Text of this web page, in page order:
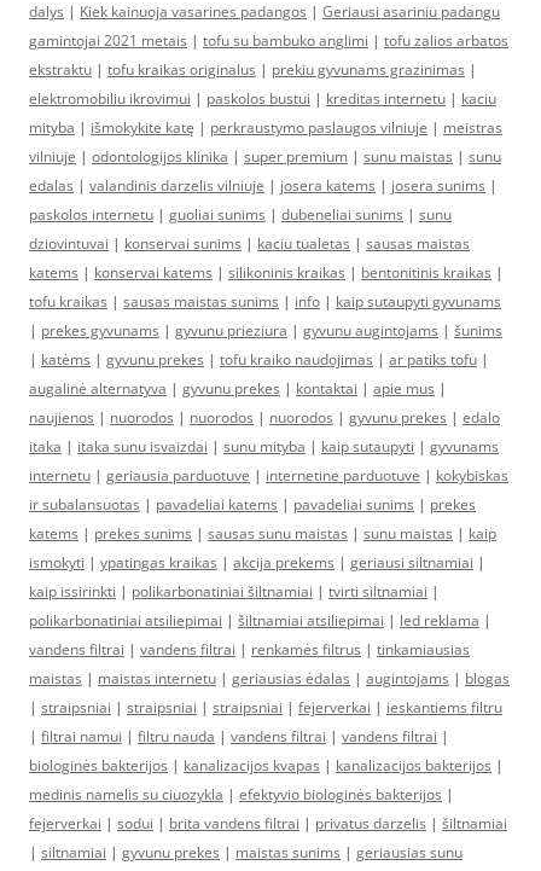
dalys | Kiek kainuoja vasarines padangos | Geriausi asariniu padangu
gamintojai 2021 metais | tofu su bambuko anglimi | tofu zalios arbatos
ekstraktu | tofu kraikas originalus | prekiu gyvunams grazinimas |
elektromobiliu ikrovimui | paskolos bustui | kreditas internetu | kaciu
mityba | išmokykite katę | perkraustymo paslaugos vilniuje | meistras
vilniuje | odontologijos klinika | super premium | sunu maistas | sunu
edalas | valandinis darzelis vilniuje | josera katems | josera sunims |
paskolos internetu | guoliai sunims | dubeneliai sunims | sunu
dziovintuvai | konservai sunims | kaciu tualetas | sausas maistas
katems | konservai katems | silikoninis kraikas | bentonitinis kraikas |
tofu kraikas | sausas maistas sunims | info | kaip sutaupyti gyvunams
| prekes gyvunams | gyvunu prieziura | gyvunu augintojams | šunims
| katėms | gyvunu prekes | tofu kraiko naudojimas | ar patiks tofu |
augalinė alternatyva | gyvunu prekes | kontaktai | apie mus |
naujienos | nuorodos | nuorodos | nuorodos | gyvunu prekes | edalo
itaka | itaka sunu isvaizdai | sunu mityba | kaip sutaupyti | gyvunams
internetu | geriausia parduotuve | internetine parduotuve | kokybiskas
ir subalansuotas | pavadeliai katems | pavadeliai sunims | prekes
katems | prekes sunims | sausas sunu maistas | sunu maistas | kaip
ismokyti | ypatingas kraikas | akcija prekems | geriausi siltnamiai |
kaip issirinkti | polikarbonatiniai šiltnamiai | tvirti siltnamiai |
polikarbonatiniai atsiliepimai | šiltnamiai atsiliepimai | led reklama |
vandens filtrai | vandens filtrai | renkamės filtrus | tinkamiausias
maistas | maistas internetu | geriausias ėdalas | augintojams | blogas
| straipsniai | straipsniai | straipsniai | fejerverkai | ieskantiems filtru
| filtrai namui | filtru nauda | vandens filtrai | vandens filtrai |
biologinės bakterijos | kanalizacijos kvapas | kanalizacijos bakterijos |
medinis namelis su ciuozykla | efektyvio biologinės bakterijos |
fejerverkai | sodui | brita vandens filtrai | privatus darzelis | šiltnamiai
| siltnamiai | gyvunu prekes | maistas sunims | geriausias sunu